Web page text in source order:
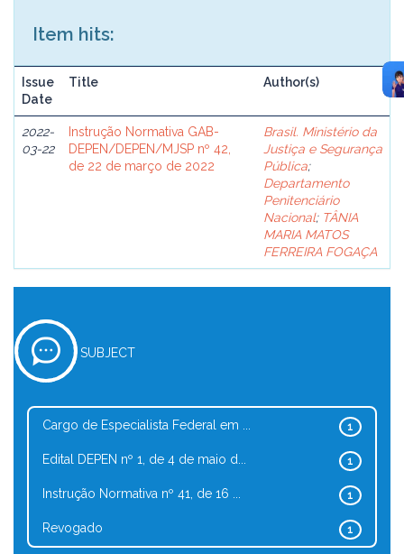
Item hits:
Issue
Date
Title Author(s)
2022-
03-22
Instrução Normativa GAB-
DEPEN/DEPEN/MJSP nº 42,
de 22 de março de 2022
Brasil. Ministério da
Justiça e Segurança
Pública;
Departamento
Penitenciário
Nacional; TÂNIA
MARIA MATOS
FERREIRA FOGAÇA
SUBJECT
1
Cargo de Especialista Federal em ...
1
Edital DEPEN nº 1, de 4 de maio d...
1
Instrução Normativa nº 41, de 16 ...
1
Revogado